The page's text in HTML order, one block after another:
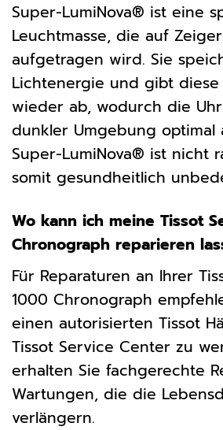
Super-LumiNova® ist eine
Leuchtmasse, die auf
aufgetragen wird. Sie
Lichtenergie und gibt diese
wieder ab, wodurch die
dunkler Umgebung optimal
Super-LumiNova® ist nicht
somit gesundheitlich
Wo kann ich meine Tissot
Chronograph reparieren
Für Reparaturen an Ihrer
1000 Chronograph
einen autorisierten Tissot
Tissot Service Center zu
erhalten Sie fachgerechte
Wartungen, die die
verlängern.